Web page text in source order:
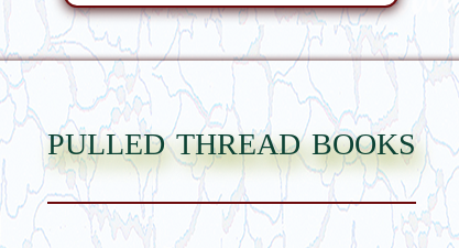
pulled thread books